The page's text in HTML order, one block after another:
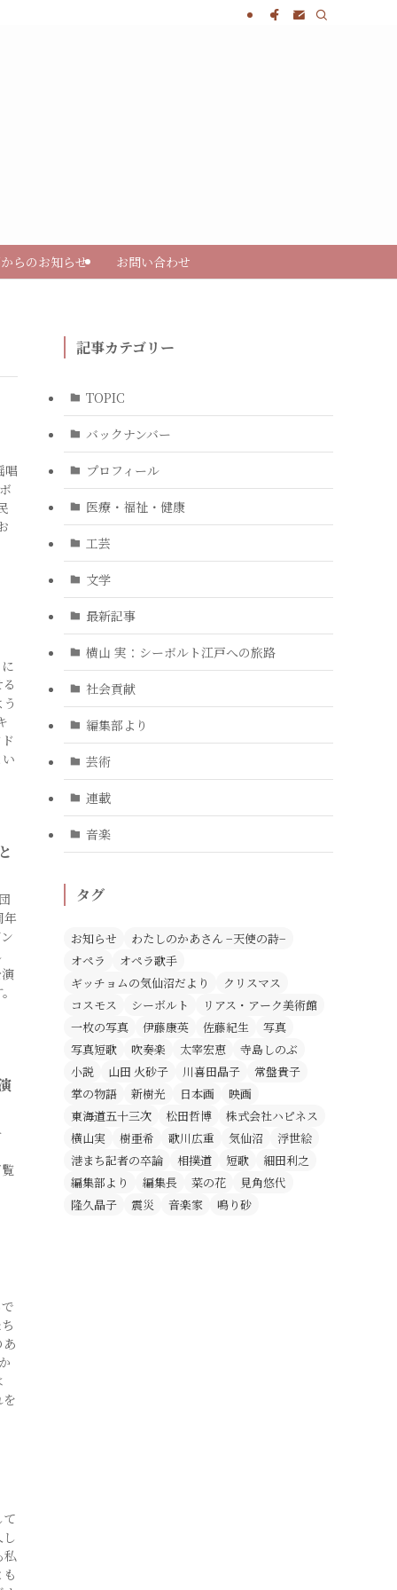
らのお知らせ お問い合わせ
唱
年
私
記事カテゴリー
TOPIC
バックナンバー
プロフィール
医療・福祉・健康
工芸
文学
最新記事
横山 実：シーボルト江戸への旅路
社会貢献
編集部より
芸術
連載
音楽
タグ
お知らせ
わたしのかあさん −天使の詩−
オペラ
オペラ歌手
ギッチョムの気仙沼だより
クリスマス
コスモス
シーボルト
リアス・アーク美術館
一枚の写真
伊藤康英 佐藤紀生
写真
写真短歌
吹奏楽 太宰宏恵
寺島しのぶ
小説
山田 火砂子 川喜田晶子
常盤貴子
掌の物語
新樹光 日本画
映画
東海道五十三次
松田哲博
株式会社ハピネス
横山実
樹亜希 歌川広重 気仙沼
浮世絵
港まち記者の卒論
相撲道 短歌
細田利之
編集部より
編集長 菜の花
見角悠代
隆久晶子
震災 音楽家 鳴り砂